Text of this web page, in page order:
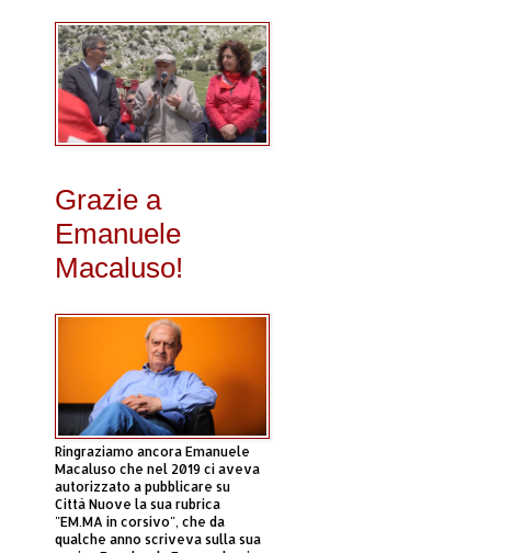
Grazie a
Emanuele
Macaluso!
Ringraziamo ancora Emanuele
Macaluso che nel 2019 ci aveva
autorizzato a pubblicare su
Città Nuove la sua rubrica
"EM.MA in corsivo", che da
qualche anno scriveva sulla sua